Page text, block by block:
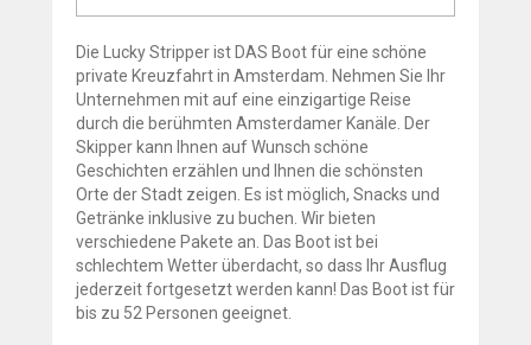
Die Lucky Stripper ist DAS Boot für eine schöne
private Kreuzfahrt in Amsterdam. Nehmen Sie Ihr
Unternehmen mit auf eine einzigartige Reise
durch die berühmten Amsterdamer Kanäle. Der
Skipper kann Ihnen auf Wunsch schöne
Geschichten erzählen und Ihnen die schönsten
Orte der Stadt zeigen. Es ist möglich, Snacks und
Getränke inklusive zu buchen. Wir bieten
verschiedene Pakete an. Das Boot ist bei
schlechtem Wetter überdacht, so dass Ihr Ausflug
jederzeit fortgesetzt werden kann! Das Boot ist für
bis zu 52 Personen geeignet.